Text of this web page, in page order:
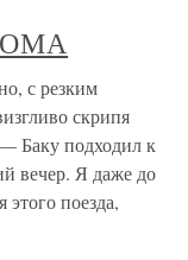
с резким
скрипя
Баку подходил к
вечер. Я даже до
поезда,